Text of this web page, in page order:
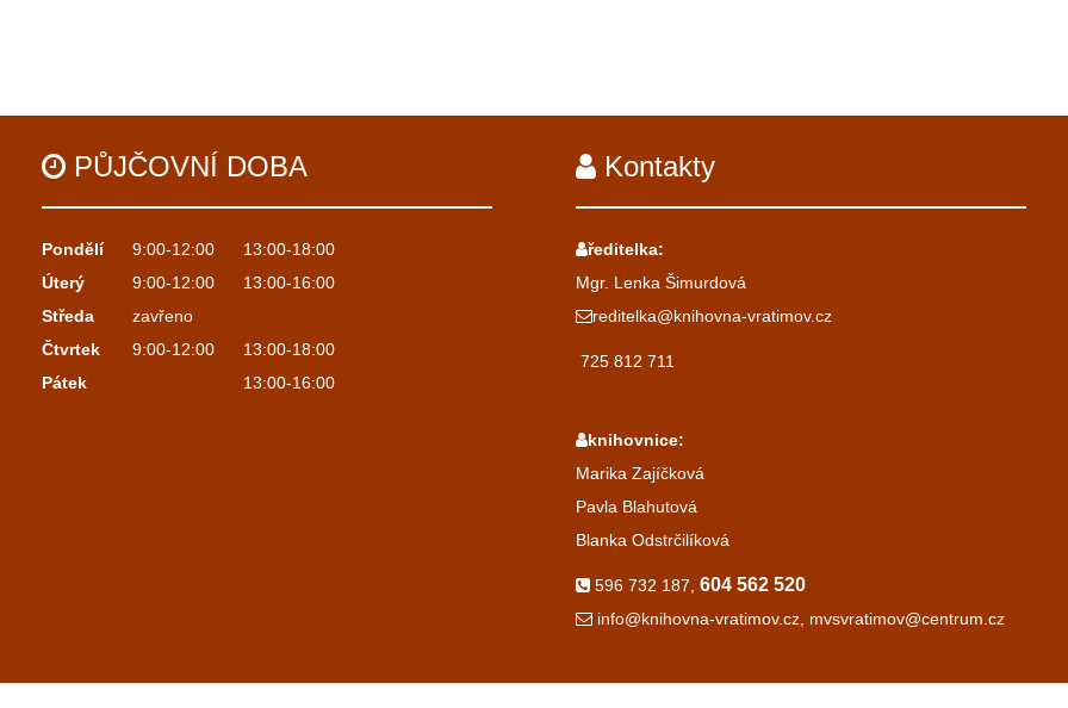
PŮJČOVNÍ DOBA
Pondělí 9:00-12:00 13:00-18:00
Úterý
9:00-12:00
13:00-16:00
Středa
zavřeno
Čtvrtek
9:00-12:00
13:00-18:00
Pátek
13:00-16:00
Kontakty
ředitelka:
Mgr. Lenka Šimurdová
reditelka@knihovna-vratimov.cz
725 812 711
knihovnice:
Marika Zajíčková
Pavla Blahutová
Blanka Odstrčilíková
596 732 187, 604 562 520
info@knihovna-vratimov.cz, mvsvratimov@centrum.cz